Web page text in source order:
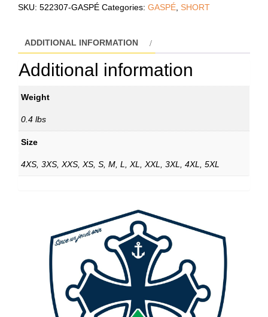
SKU: 522307-GASPÉ Categories: GASPÉ, SHORT
ADDITIONAL INFORMATION
Additional information
Weight
0.4 lbs
Size
4XS, 3XS, XXS, XS, S, M, L, XL, XXL, 3XL, 4XL, 5XL